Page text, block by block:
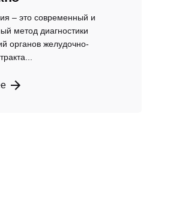
– это современный и
метод диагностики
органов желудочно-